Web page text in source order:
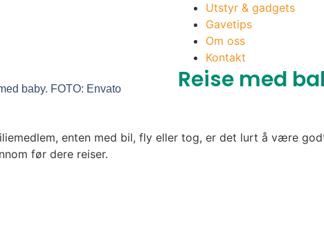
Utstyr & gadgets
Gavetips
Om oss
Kontakt
baby. FOTO: Envato Reise med
enten med bil, fly eller tog, er det lurt å være
før dere reiser.